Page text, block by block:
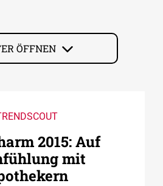
ÖFFNEN
2015: Auf
mit